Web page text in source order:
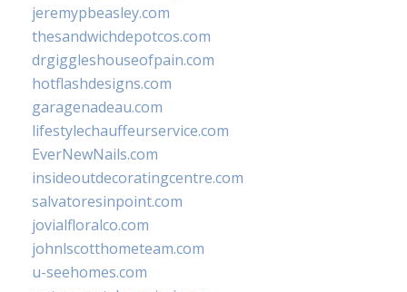
jeremypbeasley.com
thesandwichdepotcos.com
drgiggleshouseofpain.com
hotflashdesigns.com
garagenadeau.com
lifestylechauffeurservice.com
EverNewNails.com
insideoutdecoratingcentre.com
salvatoresinpoint.com
jovialfloralco.com
johnlscotthometeam.com
u-seehomes.com